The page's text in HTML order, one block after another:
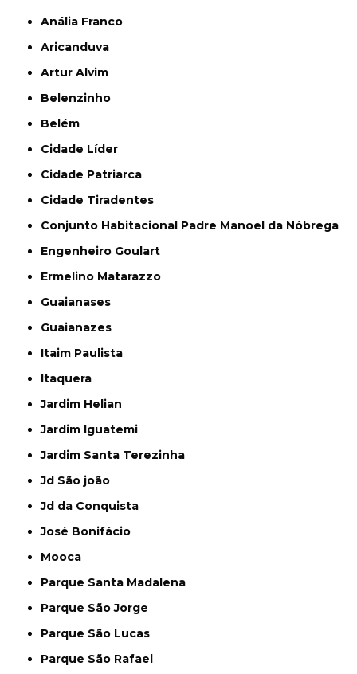
Anália Franco
Aricanduva
Artur Alvim
Belenzinho
Belém
Cidade Líder
Cidade Patriarca
Cidade Tiradentes
Conjunto Habitacional Padre Manoel da Nóbrega
Engenheiro Goulart
Ermelino Matarazzo
Guaianases
Guaianazes
Itaim Paulista
Itaquera
Jardim Helian
Jardim Iguatemi
Jardim Santa Terezinha
Jd São joão
Jd da Conquista
José Bonifácio
Mooca
Parque Santa Madalena
Parque São Jorge
Parque São Lucas
Parque São Rafael